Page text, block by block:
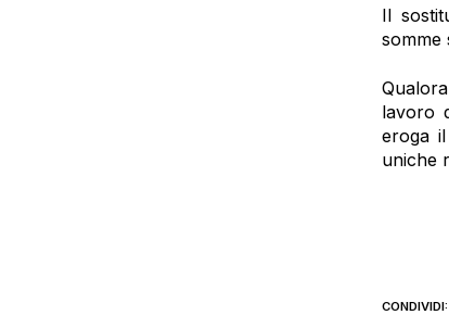
Il
somme
lavoro
eroga
uniche
CONDIVIDI: